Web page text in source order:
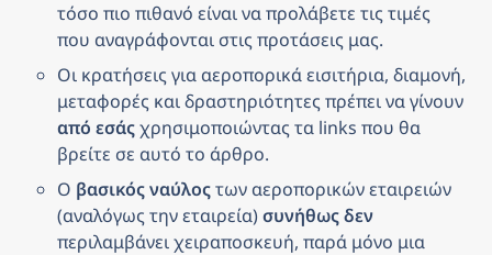
τόσο πιο πιθανό είναι να προλάβετε τις τιμές
που αναγράφονται στις προτάσεις μας.
Οι κρατήσεις για αεροπορικά εισιτήρια, διαμονή,
από εσάς χρησιμοποιώντας τα links που θα
βρείτε σε αυτό το άρθρο.
Ο βασικός ναύλος των αεροπορικών εταιρειών
(αναλόγως την εταιρεία) συνήθως δεν
περιλαμβάνει χειραποσκευή, παρά μόνο μια